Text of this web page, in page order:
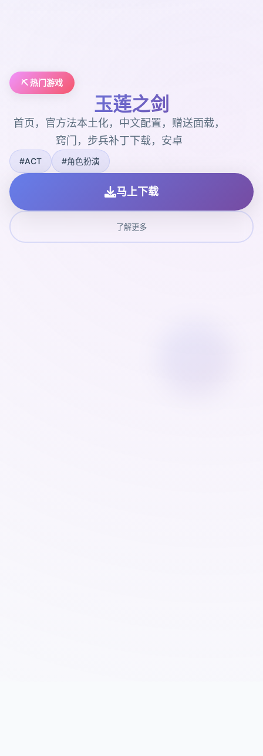
⛏️ 热门游戏
玉莲之剑
首页，官方法本土化，中文配置，赠送面载，
窍门，步兵补丁下载，安卓
#ACT #角色扮演
马上下载
了解更多